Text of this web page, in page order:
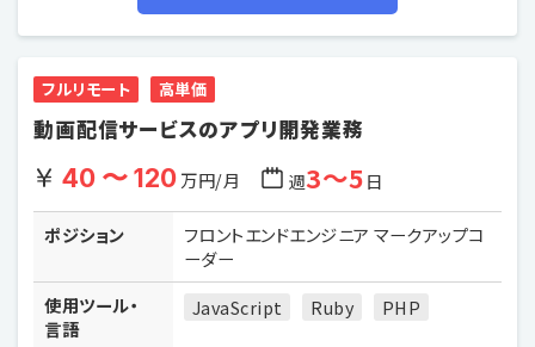
フルリモート 高単価
動画配信サービスのアプリ開発業務
40 〜 120万円/月 週3〜5日
ポジション
フロントエンドエンジニア マークアップコ
ーダー
使用ツール・
言語
JavaScript Ruby PHP